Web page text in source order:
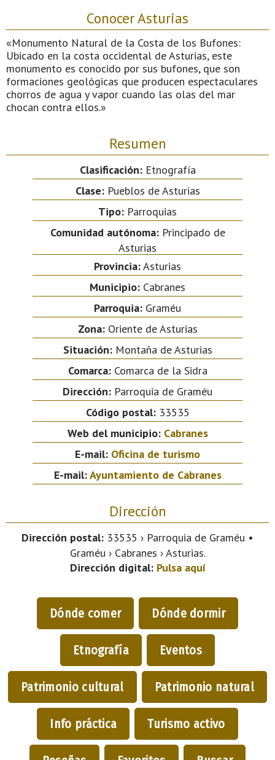
Conocer Asturias
«Monumento Natural de la Costa de los Bufones:
Ubicado en la costa occidental de Asturias, este
monumento es conocido por sus bufones, que son
formaciones geológicas que producen espectaculares
chorros de agua y vapor cuando las olas del mar
chocan contra ellos.»
Resumen
Clasificación:Etnografía
Clase:Pueblos de Asturias
Tipo: Parroquias
Comunidad autónoma:Principado de
Asturias
Provincia:Asturias
Municipio: Cabranes
Parroquia: Graméu
Zona:Oriente de Asturias
Situación:Montaña de Asturias
Comarca:Comarca de la Sidra
Dirección: Parroquia de Graméu
Código postal:33535
Web del municipio: Cabranes
E-mail: Oficina de turismo
E-mail:Ayuntamiento de Cabranes
Dirección
Dirección postal: 33535 › Parroquia de Graméu •
Graméu › Cabranes › Asturias.
Dirección digital: Pulsa aquí
Dónde comer Dónde dormir
Etnografía Eventos
Patrimonio cultural Patrimonio natural
Info práctica Turismo activo